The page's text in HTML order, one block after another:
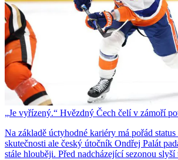
„Je vyřízený.“ Hvězdný Čech čelí v zámoří
Na základě úctyhodné kariéry má pořád
skutečnosti ale český útočník Ondřej Palát
stále hlouběji. Před nadcházející sezonou slyší